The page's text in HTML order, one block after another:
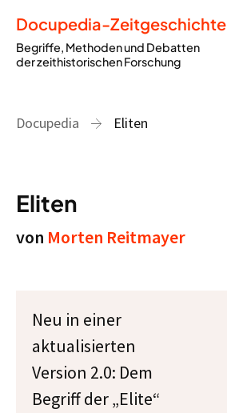
Docupedia-Zeitgeschichte
Begriffe, Methoden und Debatten
der zeithistorischen Forschung
Docupedia Eliten
Eliten
von Morten Reitmayer
Neu in einer
aktualisierten
Version 2.0: Dem
Begriff der „Elite“